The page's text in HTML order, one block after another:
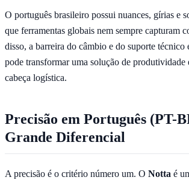
O português brasileiro possui nuances, gírias e
que ferramentas globais nem sempre capturam
disso, a barreira do câmbio e do suporte técnico
pode transformar uma solução de produtividade
cabeça logística.
Precisão em Português (PT-
Grande Diferencial
A precisão é o critério número um. O Notta é